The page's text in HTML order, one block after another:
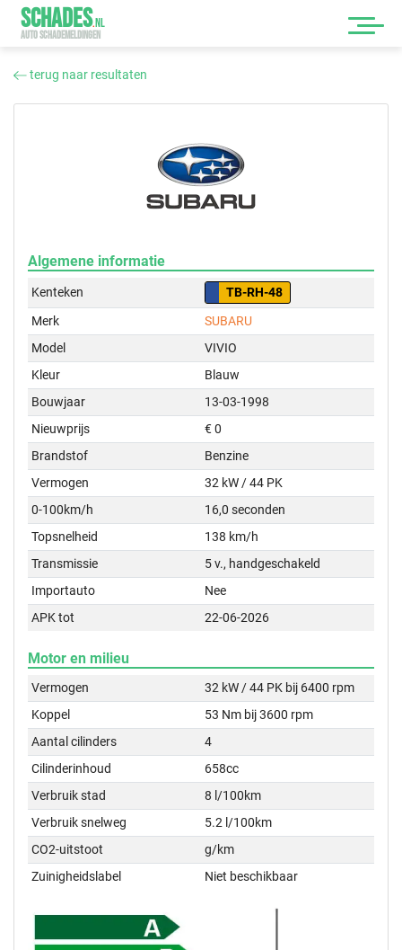
SCHADES.NL
AUTO SCHADEMELDINGEN
terug naar resultaten
Algemene informatie
Kenteken
TB-RH-48
Merk
SUBARU
Model
VIVIO
Kleur
Blauw
Bouwjaar
13-03-1998
Nieuwprijs
€ 0
Brandstof
Benzine
Vermogen
32 kW / 44 PK
0-100km/h
16,0 seconden
Topsnelheid
138 km/h
Transmissie
5 v., handgeschakeld
Importauto
Nee
APK tot
22-06-2026
Motor en milieu
Vermogen
32 kW / 44 PK bij 6400 rpm
Koppel
53 Nm bij 3600 rpm
Aantal cilinders
4
Cilinderinhoud
658cc
Verbruik stad
8 l/100km
Verbruik snelweg
5.2 l/100km
CO2-uitstoot
g/km
Zuinigheidslabel
Niet beschikbaar